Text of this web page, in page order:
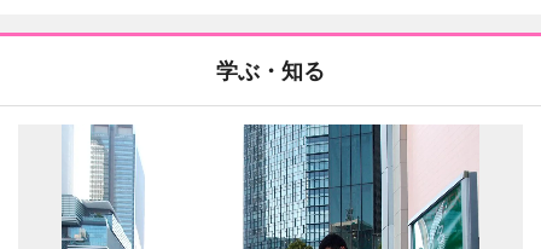
学ぶ・知る